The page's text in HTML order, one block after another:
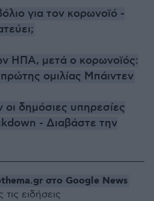
για τον κορωνοϊό -
ΗΠΑ, μετά ο κορωνοϊός:
ομιλίας Μπάιντεν
δημόσιες υπηρεσίες
- Διαβάστε την
στο Google News
ειδήσεις